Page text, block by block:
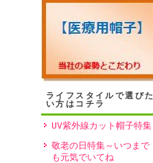
ライフスタイルで選びた
い方はコチラ
UV紫外線カット帽子特集
敬老の日特集～いつまで
も元気でいてね